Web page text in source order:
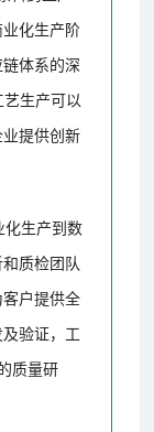
化生产阶
体系的深
生产可以
提供创新
化生产到数
质检团队
户提供全
验证，工
质量研